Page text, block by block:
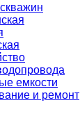
емкости
и ремонт